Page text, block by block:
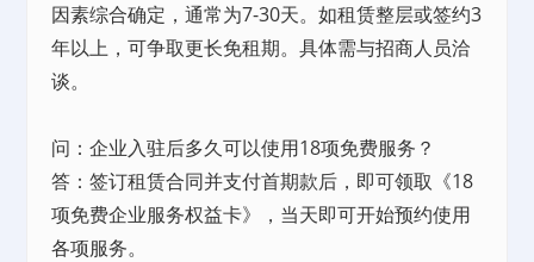
因素综合确定，通常为7-30天。如租赁整层或签约3
年以上，可争取更长免租期。具体需与招商人员洽
谈。
问：企业入驻后多久可以使用18项免费服务？
答：签订租赁合同并支付首期款后，即可领取《18
项免费企业服务权益卡》，当天即可开始预约使用
各项服务。